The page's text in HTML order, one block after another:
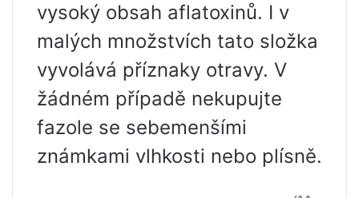
vysoký obsah aflatoxinů. I v
malých množstvích tato složka
vyvolává příznaky otravy. V
žádném případě nekupujte
fazole se sebemenšími
známkami vlhkosti nebo plísně.